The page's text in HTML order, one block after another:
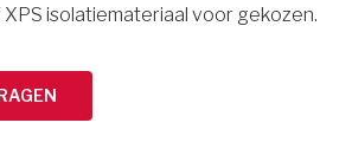
isolatiemateriaal voor gekozen.